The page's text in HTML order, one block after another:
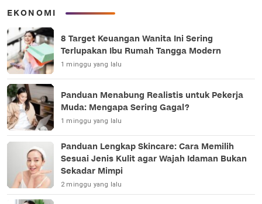
EKONOMI
8 Target Keuangan Wanita Ini Sering
Terlupakan Ibu Rumah Tangga Modern
1 minggu yang lalu
Panduan Menabung Realistis untuk Pekerja
Muda: Mengapa Sering Gagal?
1 minggu yang lalu
Panduan Lengkap Skincare: Cara Memilih
Sesuai Jenis Kulit agar Wajah Idaman Bukan
Sekadar Mimpi
2 minggu yang lalu